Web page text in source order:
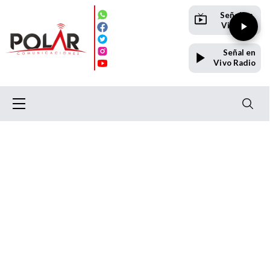
Señal en
Vivo TV
Señal en
Vivo Radio